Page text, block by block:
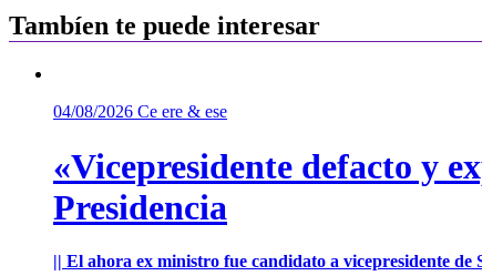
entradas
Tambíen te puede interesar
04/08/2026 Ce ere & ese
«Vicepresidente defacto y
Presidencia
|| El ahora ex ministro fue candidato a vicepresidente de